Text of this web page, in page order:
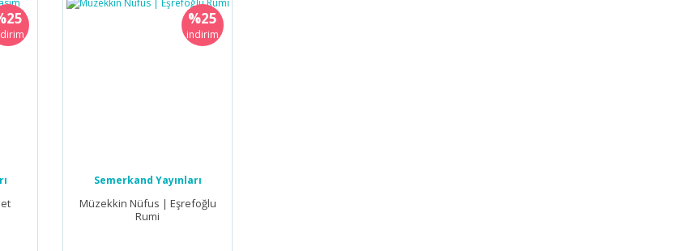
%25
indirim
Semerkand Yayınları
Müzekkin Nüfus | Eşrefoğlu
Rumi